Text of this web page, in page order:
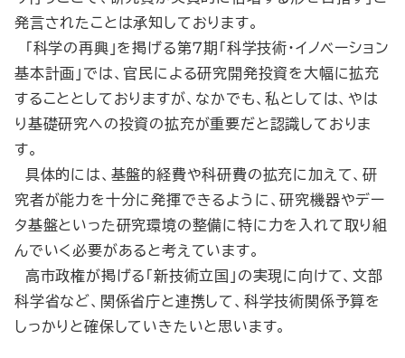
発言されたことは承知しております。
「科学の再興」を掲げる第７期「科学技術・イノベーション
基本計画」では、官民による研究開発投資を大幅に拡充
することとしておりますが、なかでも、私としては、やは
り基礎研究への投資の拡充が重要だと認識しておりま
す。
具体的には、基盤的経費や科研費の拡充に加えて、研
究者が能力を十分に発揮できるように、研究機器やデー
タ基盤といった研究環境の整備に特に力を入れて取り組
んでいく必要があると考えています。
高市政権が掲げる「新技術立国」の実現に向けて、文部
科学省など、関係省庁と連携して、科学技術関係予算を
しっかりと確保していきたいと思います。